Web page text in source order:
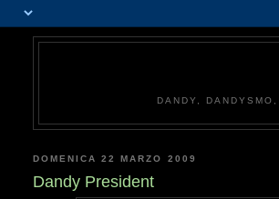
DANDY,
DOMENICA 22 MARZO 2009
Dandy President